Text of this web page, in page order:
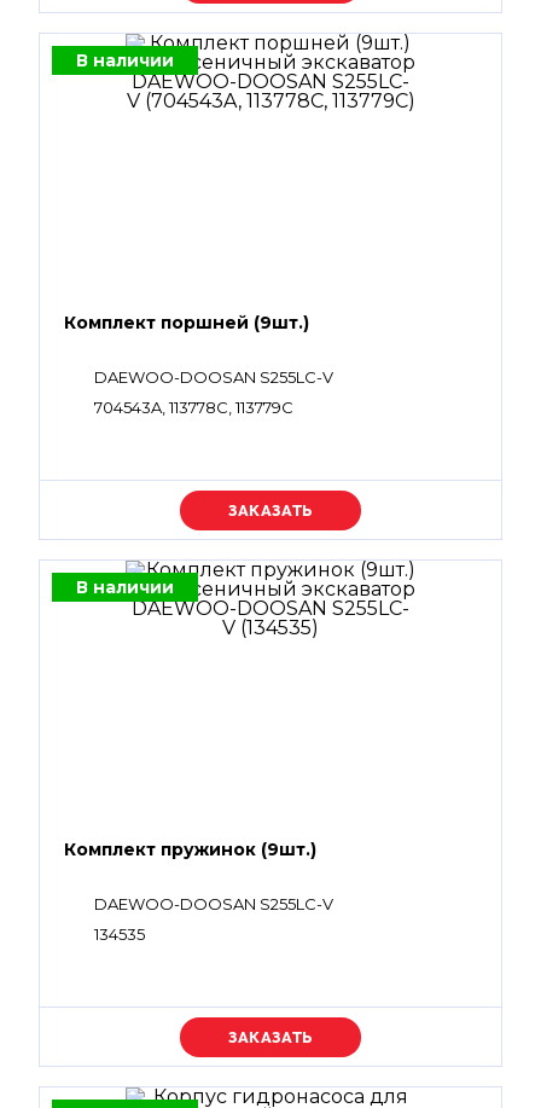
В наличии
Комплект поршней (9шт.)
DAEWOO-DOOSAN S255LC-V
704543A, 113778C, 113779C
Уточняйте цену
В наличии
Комплект пружинок (9шт.)
DAEWOO-DOOSAN S255LC-V
134535
Уточняйте цену